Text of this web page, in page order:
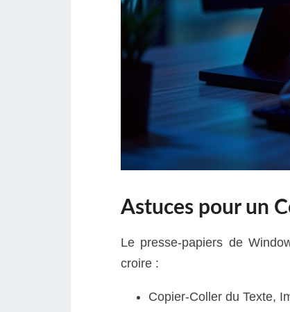
Astuces pour un
Le presse-papiers de
croire :
Copier-Coller du Texte,